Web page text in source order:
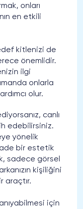
onları
en etkili
kitlenizi de
önemlidir.
ilgi
onlarla
olur.
canlı
edebilirsiniz.
yönelik
bir estetik
sadece görsel
kişiliğini
araçtır.
için